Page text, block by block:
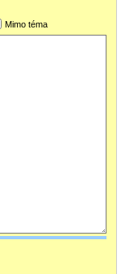
Mimo téma